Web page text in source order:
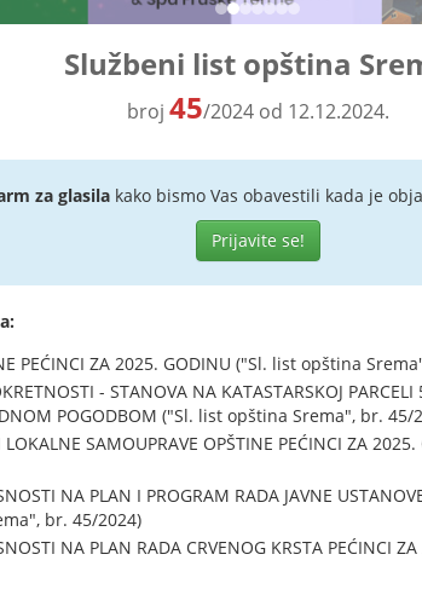
Službeni list opština
broj 45/2024 od 12.12.2024.
za glasilakako bismo Vas obavestili kada je
Prijavite se!
PEĆINCI ZA 2025. GODINU ("Sl. list opština
- STANOVA NA KATASTARSKOJ
POGODBOM ("Sl. list opština Srema", br. 45/
LOKALNE SAMOUPRAVE OPŠTINE PEĆINCI ZA
NA PLAN I PROGRAM RADA JAVNE
br. 45/2024)
NA PLAN RADA CRVENOG KRSTA